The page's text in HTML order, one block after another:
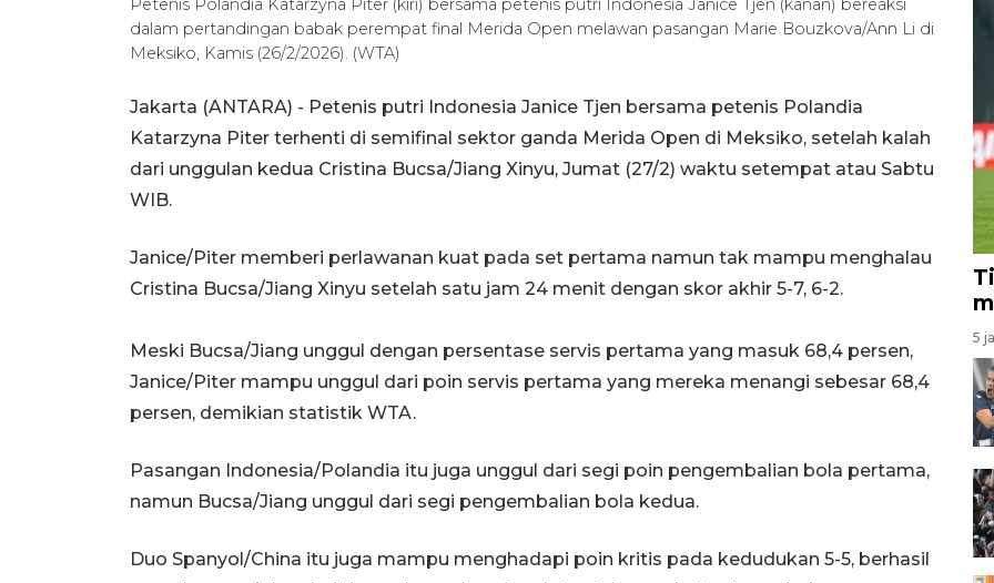
Petenis Polandia Katarzyna Piter (kiri) bersama petenis putri Indonesia Janice Tjen (kanan) bereaksi
dalam pertandingan babak perempat final Merida Open melawan pasangan Marie Bouzkova/Ann Li di
Meksiko, Kamis (26/2/2026). (WTA)
Jakarta (ANTARA) - Petenis putri Indonesia Janice Tjen bersama petenis Polandia
Katarzyna Piter terhenti di semifinal sektor ganda Merida Open di Meksiko, setelah kalah
dari unggulan kedua Cristina Bucsa/Jiang Xinyu, Jumat (27/2) waktu setempat atau Sabtu
WIB.
Janice/Piter memberi perlawanan kuat pada set pertama namun tak mampu menghalau
Cristina Bucsa/Jiang Xinyu setelah satu jam 24 menit dengan skor akhir 5-7, 6-2.
Meski Bucsa/Jiang unggul dengan persentase servis pertama yang masuk 68,4 persen,
Janice/Piter mampu unggul dari poin servis pertama yang mereka menangi sebesar 68,4
persen, demikian statistik WTA.
Pasangan Indonesia/Polandia itu juga unggul dari segi poin pengembalian bola pertama,
namun Bucsa/Jiang unggul dari segi pengembalian bola kedua.
Duo Spanyol/China itu juga mampu menghadapi poin kritis pada kedudukan 5-5, berhasil
5